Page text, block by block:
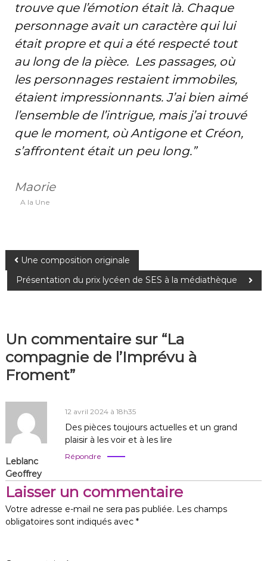
trouve que l’émotion était là. Chaque
personnage avait un caractère qui lui
était propre et qui a été respecté tout
au long de la pièce. Les passages, où
les personnages restaient immobiles,
étaient impressionnants. J’ai bien aimé
l’ensemble de l’intrigue, mais j’ai trouvé
que le moment, où Antigone et Créon,
s’affrontent était un peu long.”
Maorie
A la Une
N
a
i
g
a
i
o
n
d
Une composition originale
Présentation du prix lycéen de SES à la médiathèque
Un commentaire sur “La
compagnie de l’Imprévu à
Froment”
Leblanc
Geoffrey
12 avril 2024 à 18h35
Des pièces toujours actuelles et un grand
plaisir à les voir et à les lire
Répondre
Laisser un commentaire
Votre adresse e-mail ne sera pas publiée. Les champs
obligatoires sont indiqués avec *